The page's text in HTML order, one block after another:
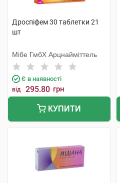
Дроспіфем 30 таблетки 21
шт
Мібе ГмбХ Арцнайміттель
Є в наявності
від 295.80 грн
КУПИТИ